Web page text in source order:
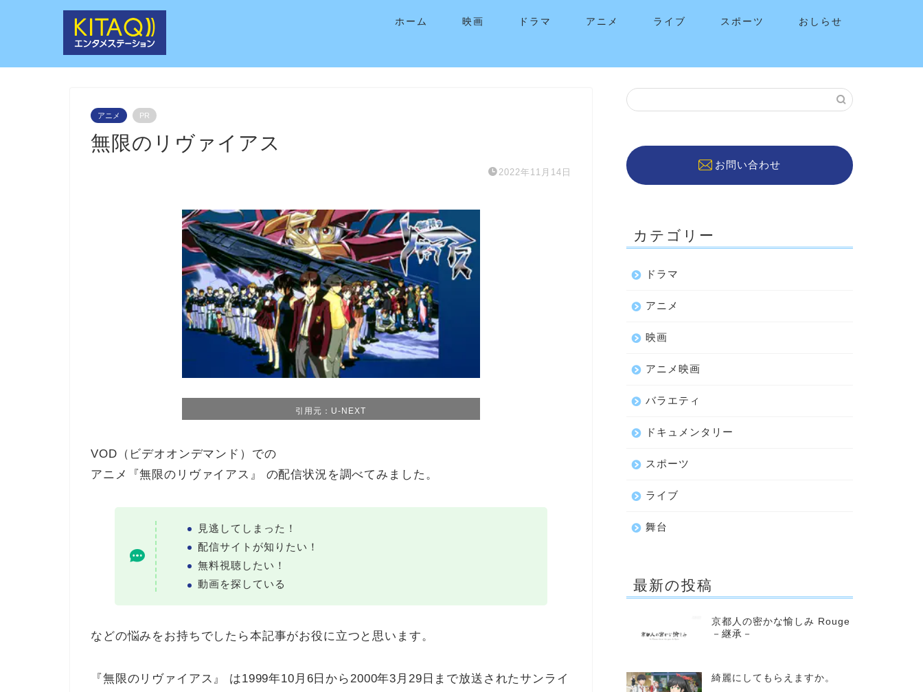
ホーム 映画 ドラマ アニメ ライブ スポーツ おしらせ
アニメ PR
無限のリヴァイアス
2022年11月14日
引用元：U-NEXT
VOD（ビデオオンデマンド）での
アニメ『無限のリヴァイアス』 の配信状況を調べてみました。
見逃してしまった！
配信サイトが知りたい！
無料視聴したい！
動画を探している
などの悩みをお持ちでしたら本記事がお役に立つと思います。
『無限のリヴァイアス』 は1999年10月6日から2000年3月29日まで放送されたサンライ
お問い合わせ
カテゴリー
ドラマ
アニメ
映画
アニメ映画
バラエティ
ドキュメンタリー
スポーツ
ライブ
舞台
最新の投稿
京都人の密かな愉しみ Rouge
－継承－
綺麗にしてもらえますか。